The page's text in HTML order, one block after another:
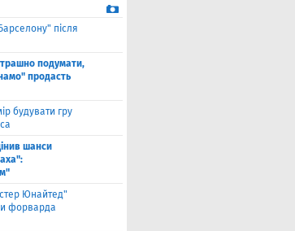
після
подумати,
продасть
будувати гру
шанси
Юнайтед"
форварда